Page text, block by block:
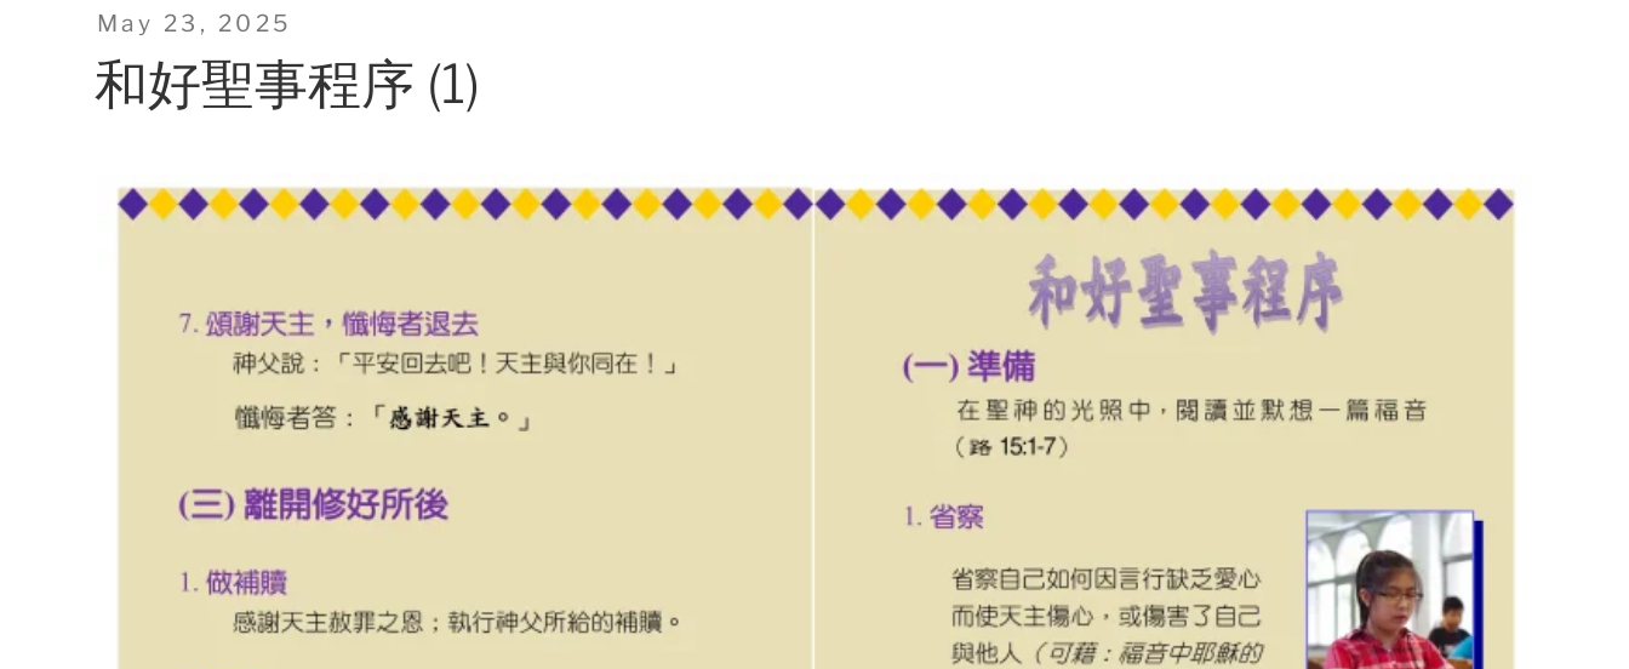
Posted
on
May 23, 2025
和好聖事程序 (1)